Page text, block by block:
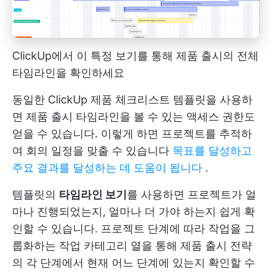
ClickUp에서 이 특정 보기를 통해 제품 출시의 전체
타임라인을 확인하세요
동일한 ClickUp 제품 체크리스트 템플릿을 사용하
면 제품 출시 타임라인을 볼 수 있는 액세스 권한도
얻을 수 있습니다. 이렇게 하면 프로젝트를 추적하
여 회의 일정을 맞출 수 있습니다 목표를 달성하고
주요 결과를 달성하는 데 도움이 됩니다 .
템플릿의 타임라인 보기 를 사용하면 프로젝트가 얼
마나 진행되었는지, 얼마나 더 가야 하는지 쉽게 확
인할 수 있습니다. 프로젝트 단계에 따라 작업을 그
룹화하는 작업 카테고리 열을 통해 제품 출시 전략
의 각 단계에서 현재 어느 단계에 있는지 확인할 수